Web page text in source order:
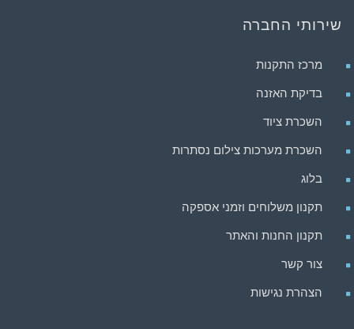
שירותי החברה
מרכז התקנות
בדיקת האזנה
השכרת ציוד
השכרת מערכות צילום נסתרות
בלוג
תקנון משלוחים וזמני אספקה
תקנון החנות והאתר
צור קשר
הצהרת נגישות